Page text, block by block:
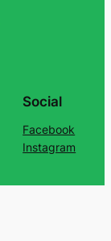
Social
Facebook
Instagram